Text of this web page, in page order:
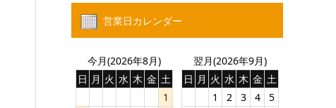
営業日カレンダー
今月(2026年8月)
日 月 火 水 木 金 土
1
翌月(2026年9月)
日 月 火 水 木 金 土
1
2 3 4
5